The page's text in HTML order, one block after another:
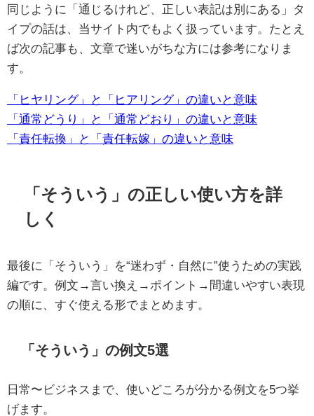
同じように「通じるけれど、正しい表記は別にある」タ
イプの話は、当サイト内でもよく扱っています。たとえ
ば次の記事も、文章で迷いがちな方には参考になりま
す。
「ヒヤリング」と「ヒアリング」の違いと意味
「通常どうり」と「通常どおり」の違いと意味
「責任転換」と「責任転嫁」の違いと意味
「そういう」の正しい使い方を詳
しく
最後に「そういう」を“迷わず・自然に”使うための実践
編です。例文→言い換え→ポイント→間違いやすい表現
の順に、すぐ使える形でまとめます。
「そういう」の例文5選
日常〜ビジネスまで、使いどころが分かる例文を5つ挙
げます。